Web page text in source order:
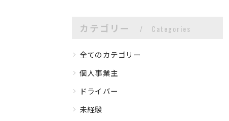
カテゴリー Categories
全てのカテゴリー
個人事業主
ドライバー
未経験